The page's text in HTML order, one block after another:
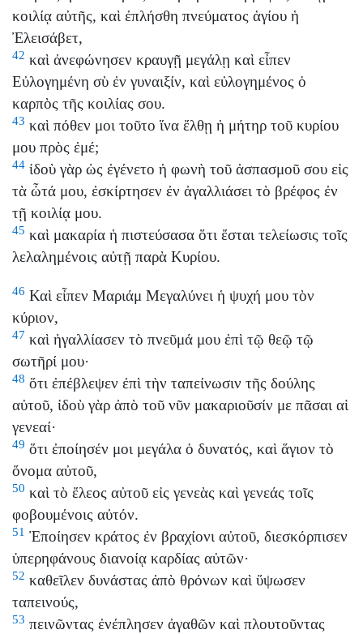
κοιλίᾳ αὐτῆς, καὶ ἐπλήσθη πνεύματος ἁγίου ἡ
Ἐλεισάβετ,
42 καὶ ἀνεφώνησεν κραυγῇ μεγάλῃ καὶ εἶπεν
Εὐλογημένη σὺ ἐν γυναιξίν, καὶ εὐλογημένος ὁ
καρπὸς τῆς κοιλίας σου.
43 καὶ πόθεν μοι τοῦτο ἵνα ἔλθῃ ἡ μήτηρ τοῦ κυρίου
μου πρὸς ἐμέ;
44 ἰδοὺ γὰρ ὡς ἐγένετο ἡ φωνὴ τοῦ ἀσπασμοῦ σου εἰς
τὰ ὦτά μου, ἐσκίρτησεν ἐν ἀγαλλιάσει τὸ βρέφος ἐν
τῇ κοιλίᾳ μου.
45 καὶ μακαρία ἡ πιστεύσασα ὅτι ἔσται τελείωσις τοῖς
λελαλημένοις αὐτῇ παρὰ Κυρίου.
46 Καὶ εἶπεν Μαριάμ Μεγαλύνει ἡ ψυχή μου τὸν
κύριον,
47 καὶ ἠγαλλίασεν τὸ πνεῦμά μου ἐπὶ τῷ θεῷ τῷ
σωτῆρί μου·
48 ὅτι ἐπέβλεψεν ἐπὶ τὴν ταπείνωσιν τῆς δούλης
αὐτοῦ, ἰδοὺ γὰρ ἀπὸ τοῦ νῦν μακαριοῦσίν με πᾶσαι αἱ
γενεαί·
49 ὅτι ἐποίησέν μοι μεγάλα ὁ δυνατός, καὶ ἅγιον τὸ
ὄνομα αὐτοῦ,
50 καὶ τὸ ἔλεος αὐτοῦ εἰς γενεὰς καὶ γενεάς τοῖς
φοβουμένοις αὐτόν.
51 Ἐποίησεν κράτος ἐν βραχίονι αὐτοῦ, διεσκόρπισεν
ὑπερηφάνους διανοίᾳ καρδίας αὐτῶν·
52 καθεῖλεν δυνάστας ἀπὸ θρόνων καὶ ὕψωσεν
ταπεινούς,
53 πεινῶντας ἐνέπλησεν ἀγαθῶν καὶ πλουτοῦντας